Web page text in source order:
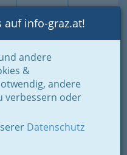
Login Toggle
auf info-graz.at!
andere
&
andere
verbessern oder
Datenschutz
in der grünen Mark
Graz
Stadt